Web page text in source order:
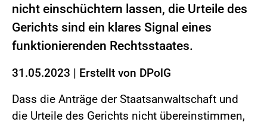
nicht einschüchtern lassen, die Urteile des
Gerichts sind ein klares Signal eines
funktionierenden Rechtsstaates.
31.05.2023 | Erstellt von DPolG
Dass die Anträge der Staatsanwaltschaft und
die Urteile des Gerichts nicht übereinstimmen,